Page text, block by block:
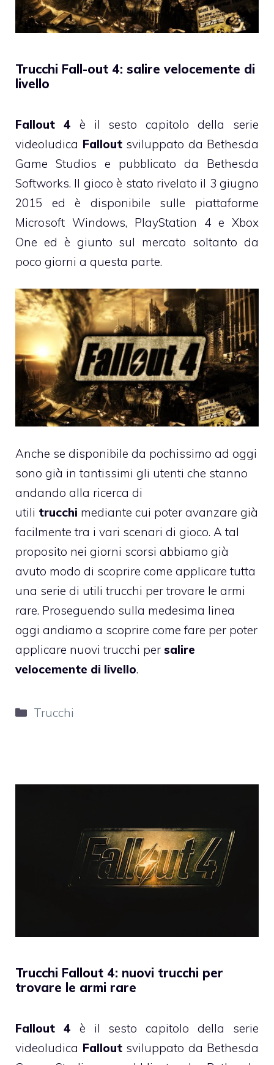
Trucchi Fall-out 4: salire velocemente di
livello
Fallout 4 è il sesto capitolo della serie
videoludica Falloutsviluppato da Bethesda
Game Studios e pubblicato da Bethesda
Softworks. Il gioco è stato rivelato il 3 giugno
2015 ed è disponibile sulle piattaforme
Microsoft Windows, PlayStation 4 e Xbox
One ed è giunto sul mercato soltanto da
poco giorni a questa parte.
Anche se disponibile da pochissimo ad oggi
sono già in tantissimi gli utenti che stanno
andando alla ricerca di
utili trucchi mediante cui poter avanzare già
facilmente tra i vari scenari di gioco. A tal
proposito nei giorni scorsi abbiamo già
avuto modo di scoprire come applicare tutta
una serie di utili trucchi per trovare le armi
rare. Proseguendo sulla medesima linea
oggi andiamo a scoprire come fare per poter
applicare nuovi trucchi per salire
velocemente di livello.
Categorie
Trucchi
Trucchi Fallout 4: nuovi trucchi per
trovare le armi rare
Fallout 4 è il sesto capitolo della serie
videoludica Falloutsviluppato da Bethesda